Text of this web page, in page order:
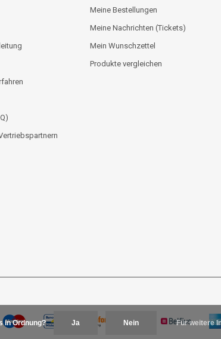
Meine Bestellungen
Meine Nachrichten (Tickets)
Mein Wunschzettel
Produkte vergleichen
in Ordnung? Ja Nein Für weitere